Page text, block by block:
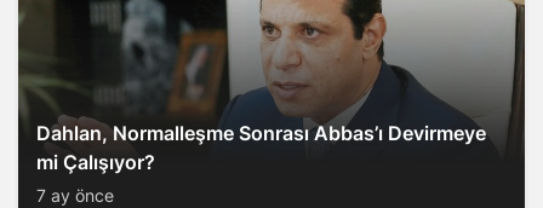
Dahlan, Normalleşme Sonrası Abbas’ı Devirmeye
mi Çalışıyor?
7 ay önce